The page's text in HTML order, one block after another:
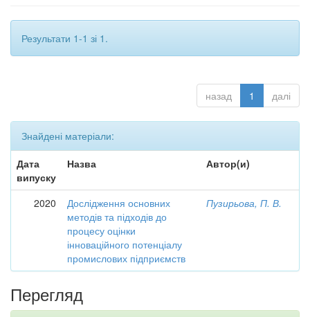
Результати 1-1 зі 1.
назад 1 далі
Знайдені матеріали:
Дата
випуску
Назва Автор(и)
2020
Дослідження основних
методів та підходів до
процесу оцінки
інноваційного потенціалу
промислових підприємств
Пузирьова, П. В.
Перегляд